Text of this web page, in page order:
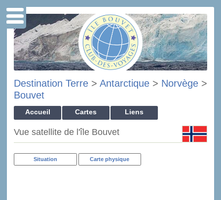
Destination Terre > Antarctique > Norvège >
Bouvet
Accueil Cartes Liens
Vue satellite de l'île Bouvet
Situation Carte physique